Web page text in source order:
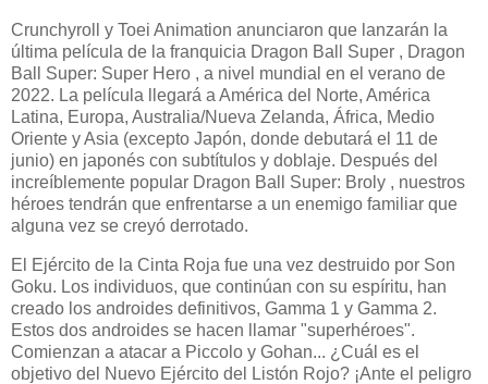
Crunchyroll y Toei Animation anunciaron que lanzarán la
última película de la franquicia Dragon Ball Super , Dragon
Ball Super: Super Hero , a nivel mundial en el verano de
2022. La película llegará a América del Norte, América
Latina, Europa, Australia/Nueva Zelanda, África, Medio
Oriente y Asia (excepto Japón, donde debutará el 11 de
junio) en japonés con subtítulos y doblaje. Después del
increíblemente popular Dragon Ball Super: Broly , nuestros
héroes tendrán que enfrentarse a un enemigo familiar que
alguna vez se creyó derrotado.
El Ejército de la Cinta Roja fue una vez destruido por Son
Goku. Los individuos, que continúan con su espíritu, han
creado los androides definitivos, Gamma 1 y Gamma 2.
Estos dos androides se hacen llamar "superhéroes".
Comienzan a atacar a Piccolo y Gohan... ¿Cuál es el
objetivo del Nuevo Ejército del Listón Rojo? ¡Ante el peligro